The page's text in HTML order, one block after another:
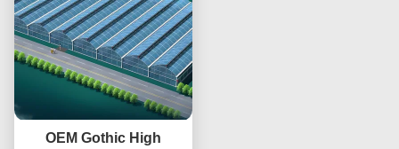
OEM Gothic High